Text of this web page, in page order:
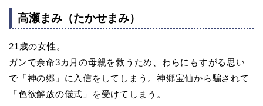
高瀬まみ（たかせまみ）
21歳の女性。
ガンで余命3カ月の母親を救うため、わらにもすがる思い
で「神の郷」に入信をしてしまう。神郷宝仙から騙されて
「色欲解放の儀式」を受けてしまう。